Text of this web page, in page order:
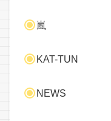
嵐
KAT-TUN
NEWS